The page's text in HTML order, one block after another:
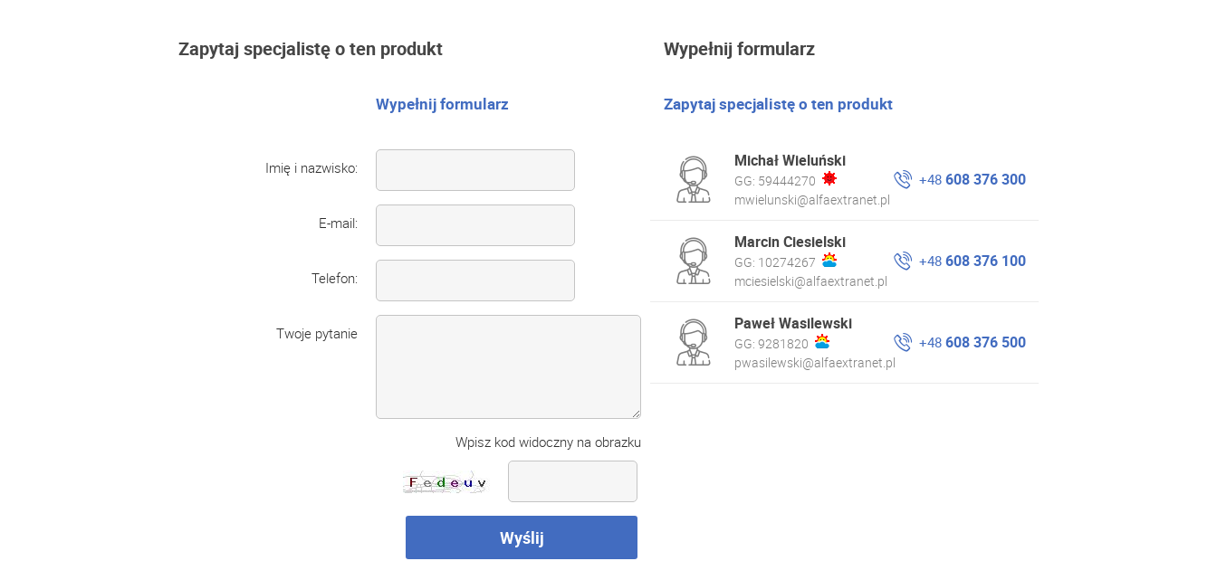
Zapytaj specjalistę o ten produkt
Wypełnij formularz
Imię i nazwisko:
E-mail:
Telefon:
Twoje pytanie
Wpisz kod widoczny na obrazku
Wyślij
Wypełnij formularz
Zapytaj specjalistę o ten produkt
Michał Wieluński
GG: 59444270
mwielunski@alfaextranet.pl
+48608 376 300
Marcin Ciesielski
GG: 10274267
mciesielski@alfaextranet.pl
+48608 376 100
Paweł Wasilewski
GG:9281820
pwasilewski@alfaextranet.pl
+48608 376 500